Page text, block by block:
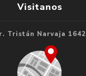
Visitanos
Tristán Narvaja 1642